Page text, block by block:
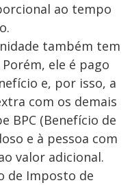
ao tempo
também tem
ele é pago
e, por isso, a
com os demais
BPC (Benefício de
e à pessoa com
valor adicional.
de Imposto de